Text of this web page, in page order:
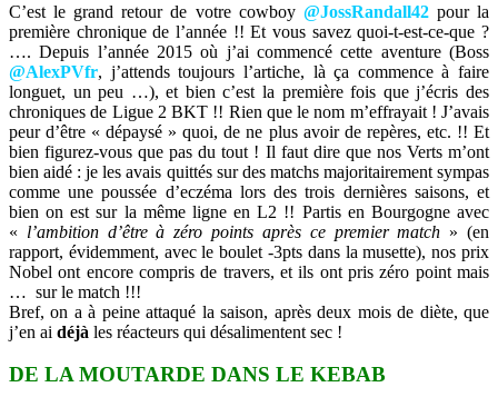
C’est le grand retour de votre cowboy @JossRandall42pour la
première chronique de l’année !! Et vous savez quoi-t-est-ce-que ?
…. Depuis l’année 2015 où j’ai commencé cette aventure (Boss
@AlexPVfr, j’attends toujours l’artiche, là ça commence à faire
longuet, un peu …), et bien c’est la première fois que j’écris des
chroniques de Ligue 2 BKT !! Rien que le nom m’effrayait ! J’avais
peur d’être « dépaysé » quoi, de ne plus avoir de repères, etc. !! Et
bien figurez-vous que pas du tout ! Il faut dire que nos Verts m’ont
bien aidé : je les avais quittés sur des matchs majoritairement sympas
comme une poussée d’eczéma lors des trois dernières saisons, et
bien on est sur la même ligne en L2 !! Partis en Bourgogne avec
« l’ambition d’être à zéro points après ce premier match » (en
rapport, évidemment, avec le boulet -3pts dans la musette), nos prix
Nobel ont encore compris de travers, et ils ont pris zéro point mais
… sur le match !!!
Bref, on a à peine attaqué la saison, après deux mois de diète, que
j’en ai déjà les réacteurs qui désalimentent sec !
DE LA MOUTARDE DANS LE KEBAB